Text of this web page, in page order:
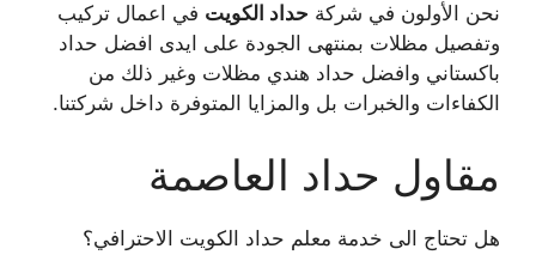
نحن الأولون في شركة حداد الكويت في اعمال تركيب
وتفصيل مظلات بمنتهى الجودة على ايدى افضل حداد
باكستاني وافضل حداد هندي مظلات وغير ذلك من
الكفاءات والخبرات بل والمزايا المتوفرة داخل شركتنا.
مقاول حداد العاصمة
هل تحتاج الى خدمة معلم حداد الكويت الاحترافي؟